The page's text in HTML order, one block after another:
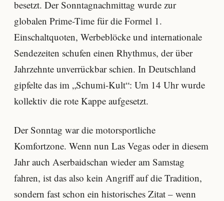
besetzt. Der Sonntagnachmittag wurde zur
globalen Prime-Time für die Formel 1.
Einschaltquoten, Werbeblöcke und internationale
Sendezeiten schufen einen Rhythmus, der über
Jahrzehnte unverrückbar schien. In Deutschland
gipfelte das im „Schumi-Kult“: Um 14 Uhr wurde
kollektiv die rote Kappe aufgesetzt.
Der Sonntag war die motorsportliche
Komfortzone. Wenn nun Las Vegas oder in diesem
Jahr auch Aserbaidschan wieder am Samstag
fahren, ist das also kein Angriff auf die Tradition,
sondern fast schon ein historisches Zitat – wenn